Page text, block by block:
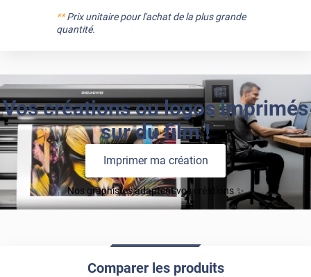
**Prix unitaire pour l'achat de la plus grande
quantité.
Vos créations ou logos imprimés
sur du film !
Imprimer ma création
Nos graphistes adaptent vos créations ✨
Comparer les produits